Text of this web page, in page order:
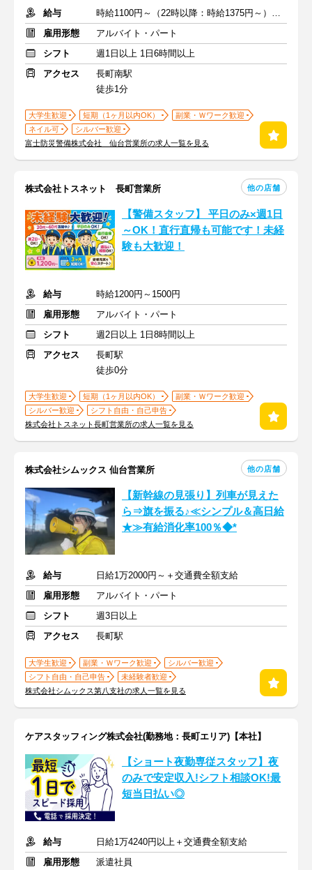
給与
時給1100円～（22時以降：時給1375円～）＋交通費別途支給
雇用形態
アルバイト・パート
シフト
週1日以上 1日6時間以上
アクセス
長町南駅
徒歩1分
大学生歓迎 短期（1ヶ月以内OK）
副業・Ｗワーク歓迎
ネイル可
シルバー歓迎
富士防災警備株式会社 仙台営業所の求人一覧を見る
株式会社トスネット 長町営業所 他の店舗
【警備スタッフ】 平日のみ×週1日
～OK！直行直帰も可能です！未経
験も大歓迎！
給与
時給1200円～1500円
雇用形態
アルバイト・パート
シフト
週2日以上 1日8時間以上
アクセス
長町駅
徒歩0分
大学生歓迎 短期（1ヶ月以内OK）
副業・Ｗワーク歓迎
シルバー歓迎
シフト自由・自己申告
株式会社トスネット長町営業所の求人一覧を見る
株式会社シムックス 仙台営業所 他の店舗
【新幹線の見張り】列車が見えた
ら⇒旗を振る♪≪シンプル＆高日給
★≫有給消化率100％◆*
給与
日給1万2000円～＋交通費全額支給
雇用形態
アルバイト・パート
シフト
週3日以上
アクセス
長町駅
大学生歓迎 副業・Ｗワーク歓迎
シルバー歓迎
シフト自由・自己申告
未経験者歓迎
株式会社シムックス第八支社の求人一覧を見る
ケアスタッフィング株式会社(勤務地：長町エリア)【本社】
【ショート夜勤専従スタッフ】夜
のみで安定収入!シフト相談OK!最
短当日払い◎
給与
日給1万4240円以上＋交通費全額支給
雇用形態
派遣社員